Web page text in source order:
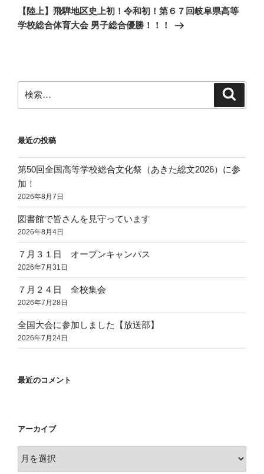
ゲ
ー
の
投
【陸上】飛騨地区史上初！令和初！第６７回岐阜県高等
学校総合体育大会 男子総合優勝！！！
索:
最近の投稿
第50回全国高等学校総合文化祭（あきた総文2026）に参
加！
2026年8月7日
図書館で皆さんを見守っています
2026年8月4日
７月３１日 オープンキャンパス
2026年7月31日
７月２４日 全校集会
2026年7月28日
全国大会に参加しました【放送部】
2026年7月24日
最近のコメント
アーカイブ
ー